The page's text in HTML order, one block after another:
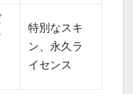
特別なスキ
ン、永久ラ
イセンス